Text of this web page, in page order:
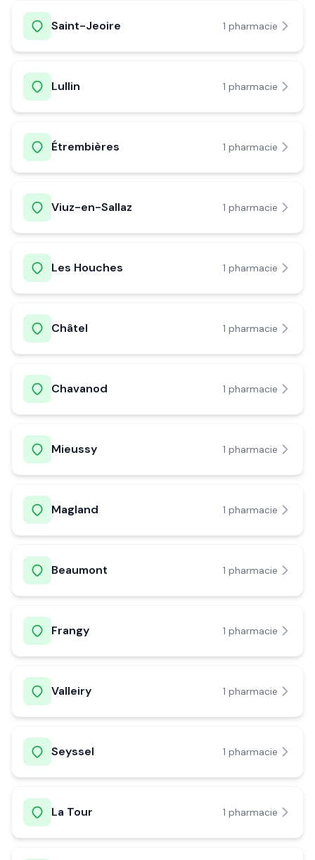
Saint-Jeoire 1 pharmacie
Lullin 1 pharmacie
Étrembières 1 pharmacie
Viuz-en-Sallaz 1 pharmacie
Les Houches 1 pharmacie
Châtel 1 pharmacie
Chavanod 1 pharmacie
Mieussy 1 pharmacie
Magland 1 pharmacie
Beaumont 1 pharmacie
Frangy 1 pharmacie
Valleiry 1 pharmacie
Seyssel 1 pharmacie
La Tour 1 pharmacie